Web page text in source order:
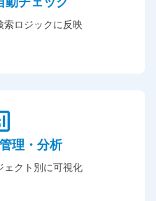
索ロジックに反映
理・分析
ェクト別に可視化